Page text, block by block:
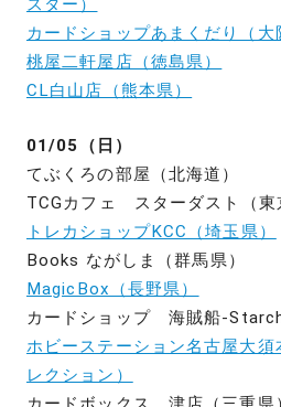
カードショップあまくだり（大
桃屋二軒屋店（徳島県）
CL白山店（熊本県）
01/05（日）
てぶくろの部屋（北海道）
TCGカフェ スターダスト（東
トレカショップKCC（埼玉県）
Books ながしま（群馬県）
MagicBox（長野県）
カードショップ 海賊船-
ホビーステーション名古屋大
レクション）